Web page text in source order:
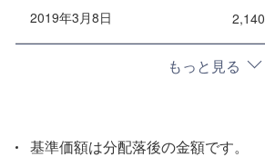
2019年3月8日 2,140
もっと見る
基準価額は分配落後の金額です。